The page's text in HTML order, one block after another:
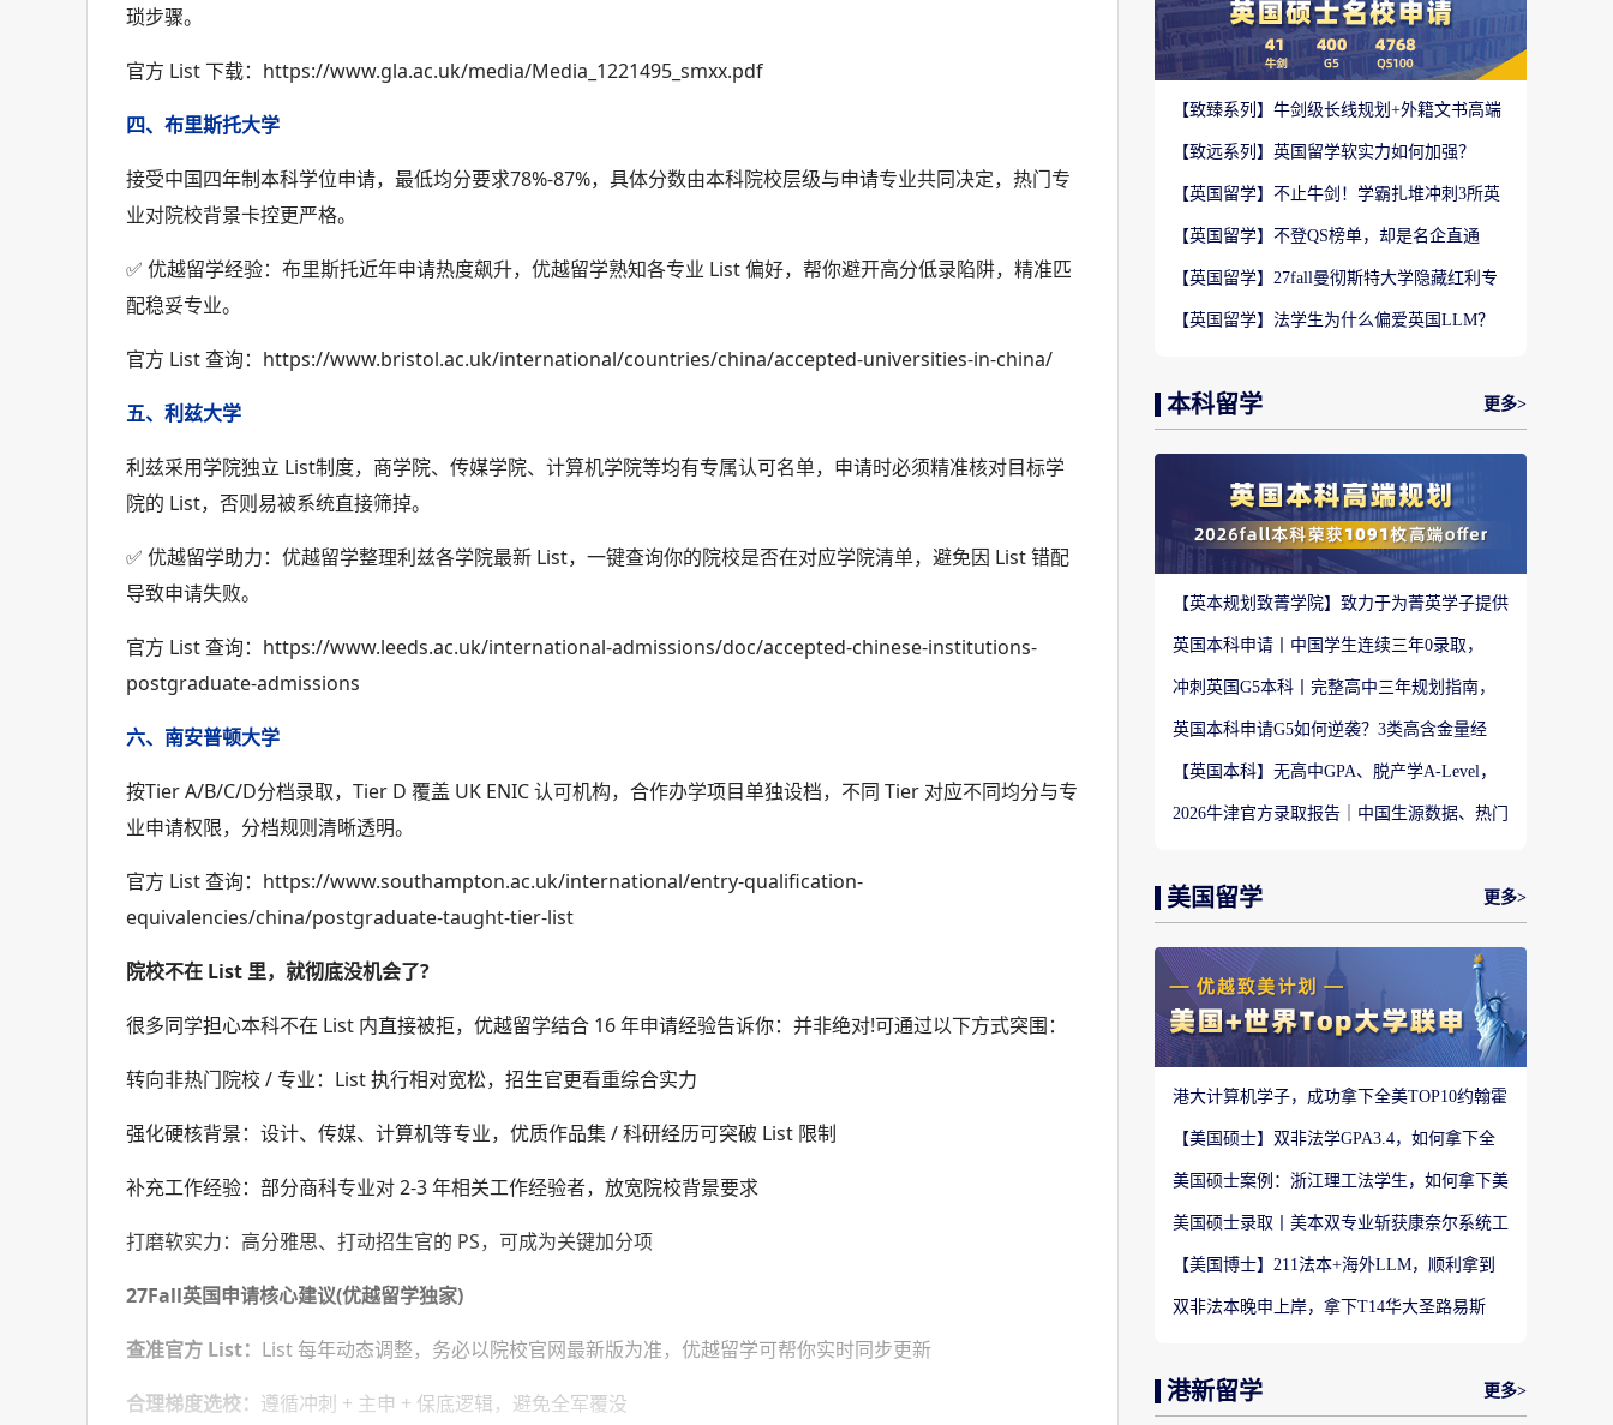
琐步骤。
官方 List 下载：https://www.gla.ac.uk/media/Media_1221495_smxx.pdf
四、布里斯托大学
接受中国四年制本科学位申请，最低均分要求78%-87%，具体分数由本科院校层级与申请专业共同决定，热门专
业对院校背景卡控更严格。
✅ 优越留学经验：布里斯托近年申请热度飙升，优越留学熟知各专业 List 偏好，帮你避开高分低录陷阱，精准匹
配稳妥专业。
官方 List 查询：https://www.bristol.ac.uk/international/countries/china/accepted-universities-in-china/
五、利兹大学
利兹采用学院独立 List制度，商学院、传媒学院、计算机学院等均有专属认可名单，申请时必须精准核对目标学
院的 List，否则易被系统直接筛掉。
✅ 优越留学助力：优越留学整理利兹各学院最新 List，一键查询你的院校是否在对应学院清单，避免因 List 错配
导致申请失败。
官方 List 查询：https://www.leeds.ac.uk/international-admissions/doc/accepted-chinese-institutions-
postgraduate-admissions
六、南安普顿大学
按Tier A/B/C/D分档录取，Tier D 覆盖 UK ENIC 认可机构，合作办学项目单独设档，不同 Tier 对应不同均分与专
业申请权限，分档规则清晰透明。
官方 List 查询：https://www.southampton.ac.uk/international/entry-qualification-
equivalencies/china/postgraduate-taught-tier-list
院校不在 List 里，就彻底没机会了?
很多同学担心本科不在 List 内直接被拒，优越留学结合 16 年申请经验告诉你：并非绝对!可通过以下方式突围：
转向非热门院校 / 专业：List 执行相对宽松，招生官更看重综合实力
强化硬核背景：设计、传媒、计算机等专业，优质作品集 / 科研经历可突破 List 限制
补充工作经验：部分商科专业对 2-3 年相关工作经验者，放宽院校背景要求
打磨软实力：高分雅思、打动招生官的 PS，可成为关键加分项
27Fall英国申请核心建议(优越留学独家)
查准官方 List： List 每年动态调整，务必以院校官网最新版为准，优越留学可帮你实时同步更新
合理梯度选校： 遵循冲刺 + 主申 + 保底逻辑，避免全军覆没
【致臻系列】牛剑级长线规划+外籍文书高端
【致远系列】英国留学软实力如何加强？
【英国留学】不止牛剑！学霸扎堆冲刺3所英
【英国留学】不登QS榜单，却是名企直通
【英国留学】27fall曼彻斯特大学隐藏红利专
【英国留学】法学生为什么偏爱英国LLM？
本科留学 更多>
【英本规划致菁学院】致力于为菁英学子提供
英国本科申请丨中国学生连续三年0录取，
冲刺英国G5本科丨完整高中三年规划指南，
英国本科申请G5如何逆袭？3类高含金量经
【英国本科】无高中GPA、脱产学A-Level，
2026牛津官方录取报告｜中国生源数据、热门
美国留学 更多>
港大计算机学子，成功拿下全美TOP10约翰霍
【美国硕士】双非法学GPA3.4，如何拿下全
美国硕士案例：浙江理工法学生，如何拿下美
美国硕士录取丨美本双专业斩获康奈尔系统工
【美国博士】211法本+海外LLM，顺利拿到
双非法本晚申上岸，拿下T14华大圣路易斯
港新留学 更多>